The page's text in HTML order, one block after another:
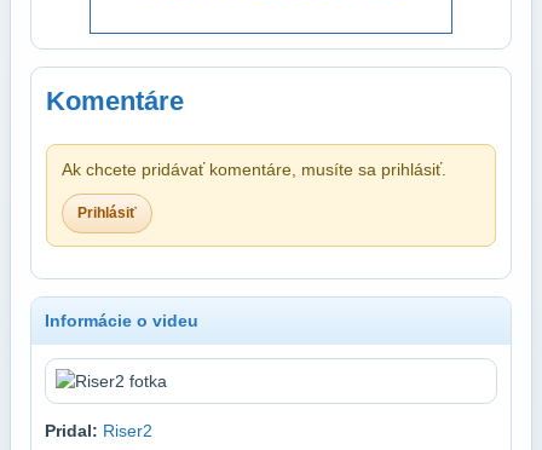
Komentáre
Ak chcete pridávať komentáre, musíte sa prihlásiť.
Prihlásiť
Informácie o videu
Pridal: Riser2